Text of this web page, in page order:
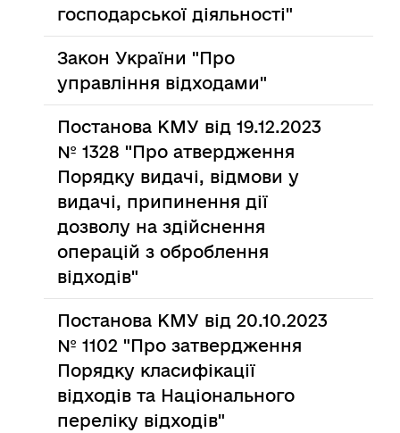
господарської діяльності"
Закон України "Про
управління відходами"
Постанова КМУ від 19.12.2023
№ 1328 "Про атвердження
Порядку видачі, відмови у
видачі, припинення дії
дозволу на здійснення
операцій з оброблення
відходів"
Постанова КМУ від 20.10.2023
№ 1102 "Про затвердження
Порядку класифікації
відходів та Національного
переліку відходів"